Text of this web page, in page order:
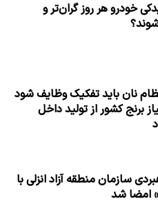
خودرو هر روز گران‌تر و
نان باید تفکیک وظایف شود
نیاز برنج کشور از تولید داخل
سازمان منطقه آزاد انزلی با
امضا شد